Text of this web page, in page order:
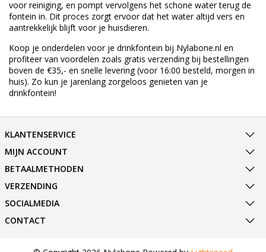
voor reiniging, en pompt vervolgens het schone water terug de
fontein in. Dit proces zorgt ervoor dat het water altijd vers en
aantrekkelijk blijft voor je huisdieren.
Koop je onderdelen voor je drinkfontein bij Nylabone.nl en
profiteer van voordelen zoals gratis verzending bij bestellingen
boven de €35,- en snelle levering (voor 16:00 besteld, morgen in
huis). Zo kun je jarenlang zorgeloos genieten van je
drinkfontein!
KLANTENSERVICE
MIJN ACCOUNT
BETAALMETHODEN
VERZENDING
SOCIALMEDIA
CONTACT